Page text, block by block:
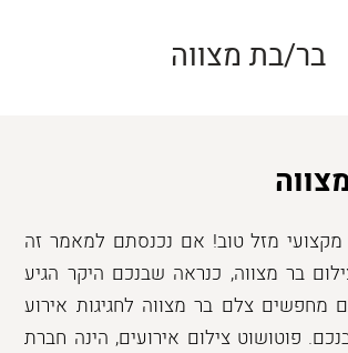
בר/בת מצווה
מקצועי מזל טוב! אם נכנסתם למאמר זה
בר מצווה, כנראה שבנכם היקר הגיע
מחפשים צלם בר מצווה לחגיגות אירוע
פוטושוט צילום אירועים, הינה חברת